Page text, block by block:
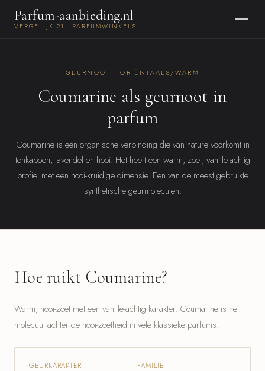
Parfum-aanbieding.nl
VERGELIJK 21+ PARFUMWINKELS
GEURNOOT · ORIËNTAALS/WARM
Coumarine als geurnoot in
parfum
Coumarine is een organische verbinding die van nature voorkomt in
tonkaboon, lavendel en hooi. Het heeft een warm, zoet, vanille-achtig
profiel met een hooi-kruidige dimensie. Een van de meest gebruikte
synthetische geurmoleculen.
Hoe ruikt Coumarine?
Warm, hooi-zoet met een vanille-achtig karakter. Coumarine is het
molecuul achter de hooi-zoetheid in vele klassieke parfums.
GEURKARAKTER FAMILIE